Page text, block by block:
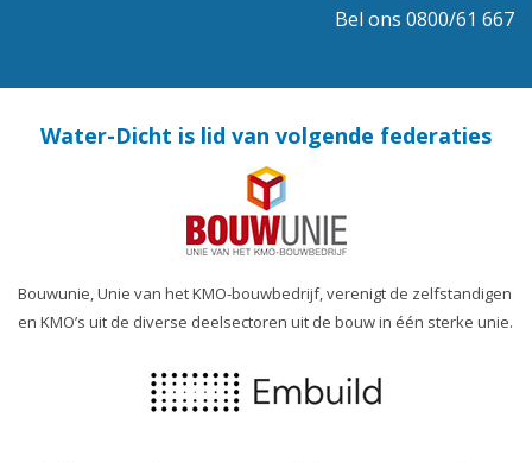
Bel ons 0800/61 667
Water-Dicht is lid van volgende federaties
Bouwunie, Unie van het KMO-bouwbedrijf, verenigt de zelfstandigen
en KMO’s uit de diverse deelsectoren uit de bouw in één sterke unie.